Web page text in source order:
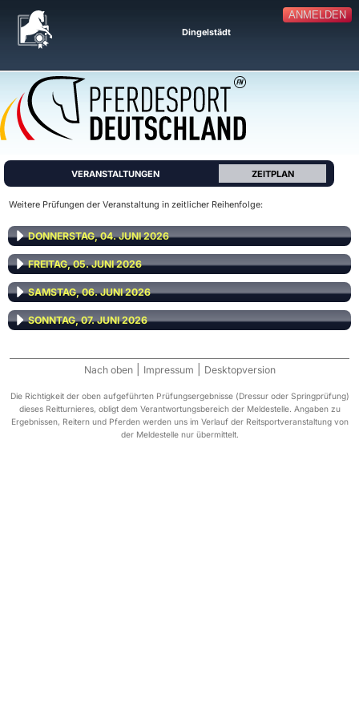
ANMELDEN
Dingelstädt
VERANSTALTUNGEN ZEITPLAN
Weitere Prüfungen der Veranstaltung in zeitlicher Reihenfolge:
DONNERSTAG, 04. JUNI 2026
FREITAG, 05. JUNI 2026
SAMSTAG, 06. JUNI 2026
SONNTAG, 07. JUNI 2026
Nach oben Impressum Desktopversion
Die Richtigkeit der oben aufgeführten Prüfungsergebnisse (Dressur oder Springprüfung)
dieses Reitturnieres, obligt dem Verantwortungsbereich der Meldestelle. Angaben zu
Ergebnissen, Reitern und Pferden werden uns im Verlauf der Reitsportveranstaltung von
der Meldestelle nur übermittelt.